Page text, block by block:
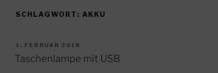
SCHLAGWORT: AKKU
VERÖFFENTLICHT
AM
1. FEBRUAR 2018
Taschenlampe mit USB